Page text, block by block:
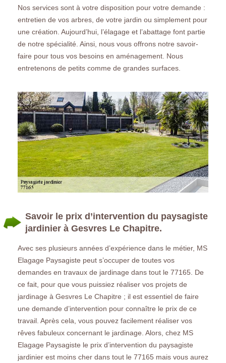
Nos services sont à votre disposition pour votre demande :
entretien de vos arbres, de votre jardin ou simplement pour
une création. Aujourd’hui, l’élagage et l’abattage font partie
de notre spécialité. Ainsi, nous vous offrons notre savoir-
faire pour tous vos besoins en aménagement. Nous
entretenons de petits comme de grandes surfaces.
Savoir le prix d’intervention du paysagiste
jardinier à Gesvres Le Chapitre.
Avec ses plusieurs années d’expérience dans le métier, MS
Elagage Paysagiste peut s’occuper de toutes vos
demandes en travaux de jardinage dans tout le 77165. De
ce fait, pour que vous puissiez réaliser vos projets de
jardinage à Gesvres Le Chapitre ; il est essentiel de faire
une demande d’intervention pour connaître le prix de ce
travail. Après cela, vous pouvez facilement réaliser vos
rêves fabuleux concernant le jardinage. Alors, chez MS
Elagage Paysagiste le prix d’intervention du paysagiste
jardinier est moins cher dans tout le 77165 mais vous aurez